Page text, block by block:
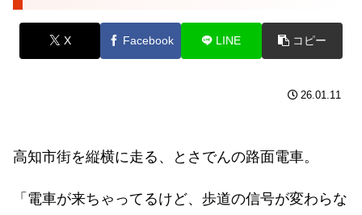
X Facebook LINE コピー
26.01.11
高知市街を縦横に走る、とさでんの路面電車。
「電車が来ちゃってるけど、歩道の信号が変わらな